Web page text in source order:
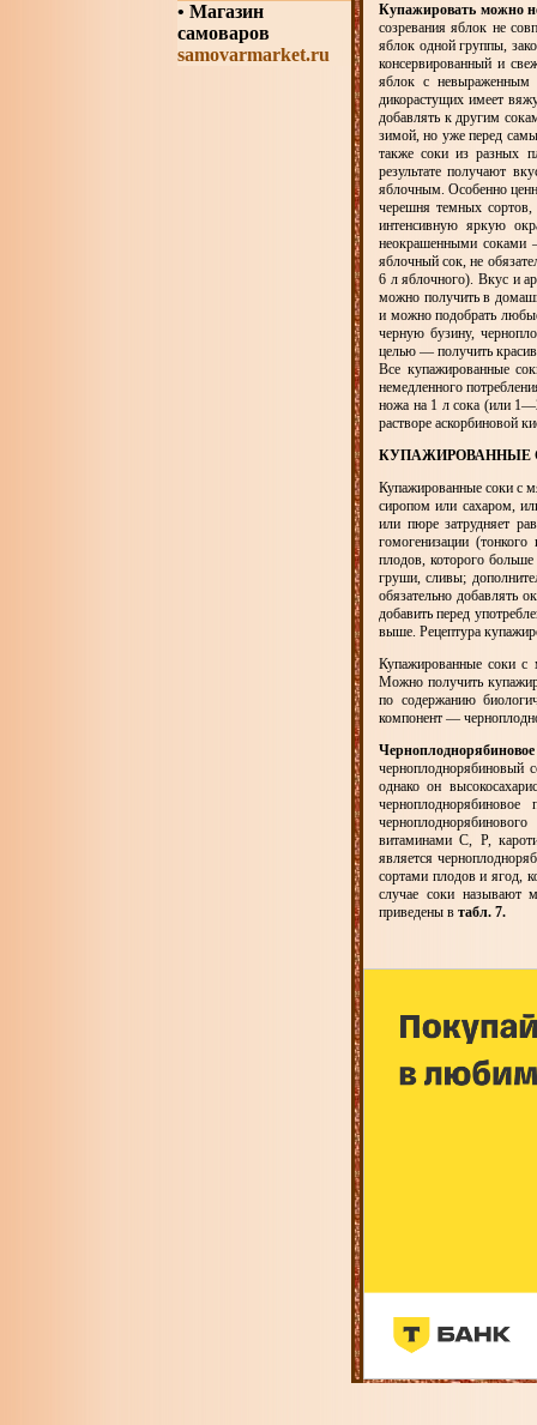
• Магазин
самоваров
samovarmarket.ru
Купажировать можно
созревания яблок не
яблок одной группы,
консервированный и
яблок с
дикорастущих имеет
добавлять к другим
зимой, но уже перед
также соки из разных
результате получают
яблочным. Особенно
черешня темных
интенсивную яркую
неокрашенными
яблочный сок, не
6 л яблочного). Вкус и
можно получить в
и можно подобрать
черную бузину,
целью — получить
Все купажированные
немедленного
ножа на 1 л сока (или
растворе аскорбиновой
КУПАЖИРОВАННЫЕ
Купажированные соки с
сиропом или сахаром,
или пюре затрудняет
гомогенизации
плодов, которого
груши, сливы;
обязательно добавлять
добавить перед
выше. Рецептура
Купажированные соки с
Можно получить
по содержанию
компонент —
черноплоднорябиновый
однако он
витаминами С, Р,
является
сортами плодов и ягод,
случае соки называют
приведены в табл. 7.